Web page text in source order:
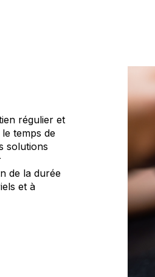
régulier et
temps de
solutions
de la durée
et à